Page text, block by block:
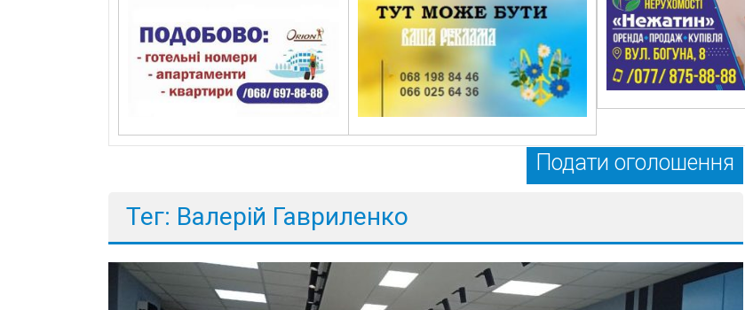
Подати оголошення
Тег: Валерій Гавриленко